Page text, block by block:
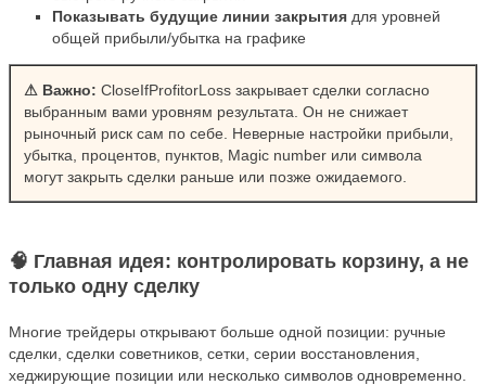
Показывать будущие линии закрытия для уровней
общей прибыли/убытка на графике
⚠ Важно: CloseIfProfitorLoss закрывает сделки согласно
выбранным вами уровням результата. Он не снижает
рыночный риск сам по себе. Неверные настройки прибыли,
убытка, процентов, пунктов, Magic number или символа
могут закрыть сделки раньше или позже ожидаемого.
🧠 Главная идея: контролировать корзину, а не
только одну сделку
Многие трейдеры открывают больше одной позиции: ручные
сделки, сделки советников, сетки, серии восстановления,
хеджирующие позиции или несколько символов одновременно.